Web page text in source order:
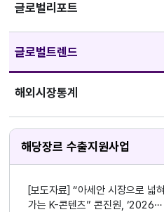
글로벌리포트
글로벌트렌드
해외시장통계
해당장르 수출지원사업
[보도자료] “아세안 시장으로 넓혀
가는 K-콘텐츠” 콘진원, ‘2026